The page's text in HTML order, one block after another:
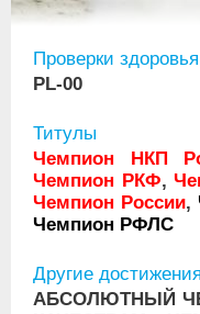
Проверки здоровья
PL-00
Титулы
Чемпион НКП
Чемпион РКФ,
Чемпион России,
Чемпион РФЛС
Другие достижения
АБСОЛЮТНЫЙ